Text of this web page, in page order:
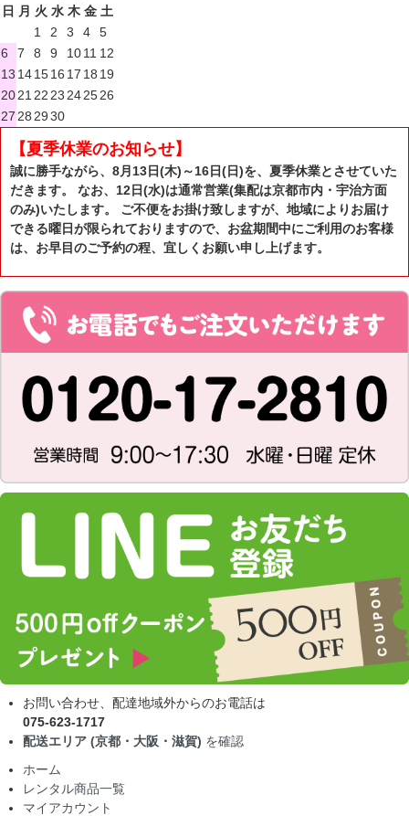
日 月 火 水 木 金 土
1
2 3 4
5
6
7 8 9 1011 12
13 141516 17 18 19
20212223242526
27282930
【夏季休業のお知らせ】
誠に勝手ながら、8月13日(木)～16日(日)を、夏季休業とさせていた
だきます。 なお、12日(水)は通常営業(集配は京都市内・宇治方面
のみ)いたします。 ご不便をお掛け致しますが、地域によりお届け
できる曜日が限られておりますので、お盆期間中にご利用のお客様
は、お早目のご予約の程、宜しくお願い申し上げます。
お問い合わせ、配達地域外からのお電話は
075-623-1717
配送エリア (京都・大阪・滋賀) を確認
ホーム
レンタル商品一覧
マイアカウント